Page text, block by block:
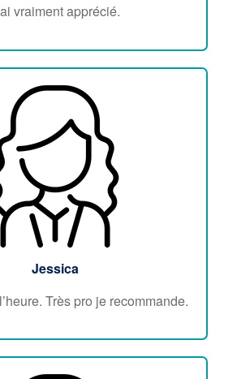
vraiment apprécié.
Jessica
Très pro je recommande.